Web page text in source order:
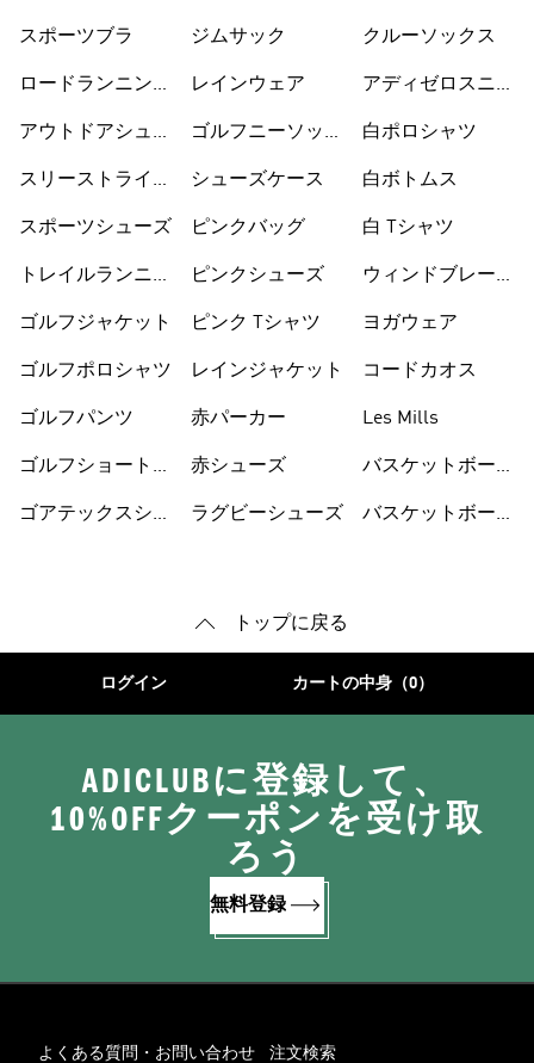
スポーツブラ
ロードランニング
アウトドアシュー
スリーストライプ
スポーツシューズ
トレイルランニン
ゴルフジャケット
ゴルフポロシャツ
ゴルフパンツ
ゴルフショートパ
ゴアテックスシュ
ジムサック
レインウェア
ゴルフニーソック
シューズケース
ピンクバッグ
ピンクシューズ
ピンク Tシャツ
レインジャケット
赤パーカー
赤シューズ
ラグビーシューズ
クルーソックス
アディゼロスニー
白ポロシャツ
白ボトムス
白 Tシャツ
ウィンドブレーカ
ヨガウェア
コードカオス
Les Mills
バスケットボール
バスケットボール
トップに戻る
ログイン カートの中身（0）
ADICLUBに登録して、
10%OFFクーポンを受け取
ろう
無料登録
よくある質問・お問い合わせ 注文検索